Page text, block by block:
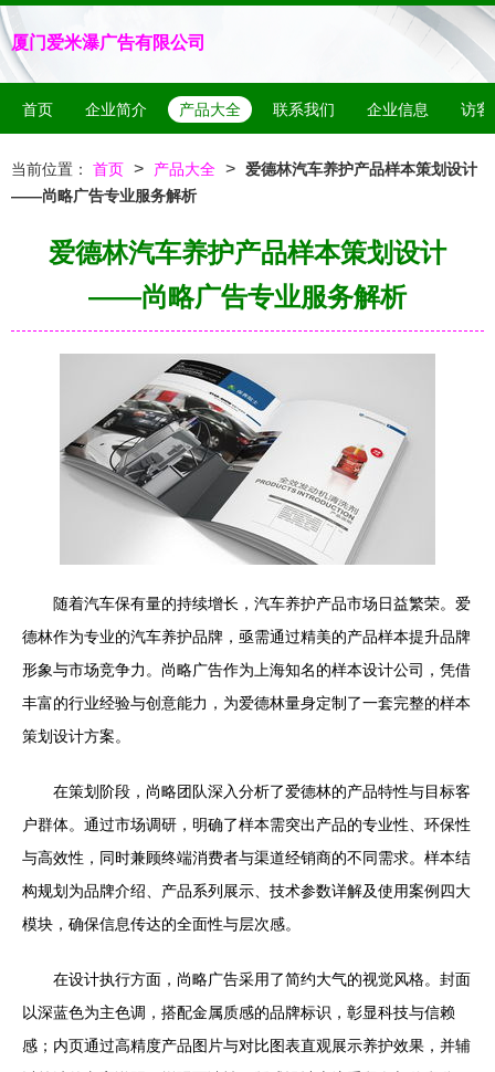
厦门爱米瀑广告有限公司
首页 企业简介 产品大全 联系我们 企业信息 访客
当前位置： 首页 > 产品大全 >
爱德林汽车养护产品样本策划设计
——尚略广告专业服务解析
爱德林汽车养护产品样本策划设计
——尚略广告专业服务解析
随着汽车保有量的持续增长，汽车养护产品市场日益繁荣。爱
德林作为专业的汽车养护品牌，亟需通过精美的产品样本提升品牌
形象与市场竞争力。尚略广告作为上海知名的样本设计公司，凭借
丰富的行业经验与创意能力，为爱德林量身定制了一套完整的样本
策划设计方案。
在策划阶段，尚略团队深入分析了爱德林的产品特性与目标客
户群体。通过市场调研，明确了样本需突出产品的专业性、环保性
与高效性，同时兼顾终端消费者与渠道经销商的不同需求。样本结
构规划为品牌介绍、产品系列展示、技术参数详解及使用案例四大
模块，确保信息传达的全面性与层次感。
在设计执行方面，尚略广告采用了简约大气的视觉风格。封面
以深蓝色为主色调，搭配金属质感的品牌标识，彰显科技与信赖
感；内页通过高精度产品图片与对比图表直观展示养护效果，并辅